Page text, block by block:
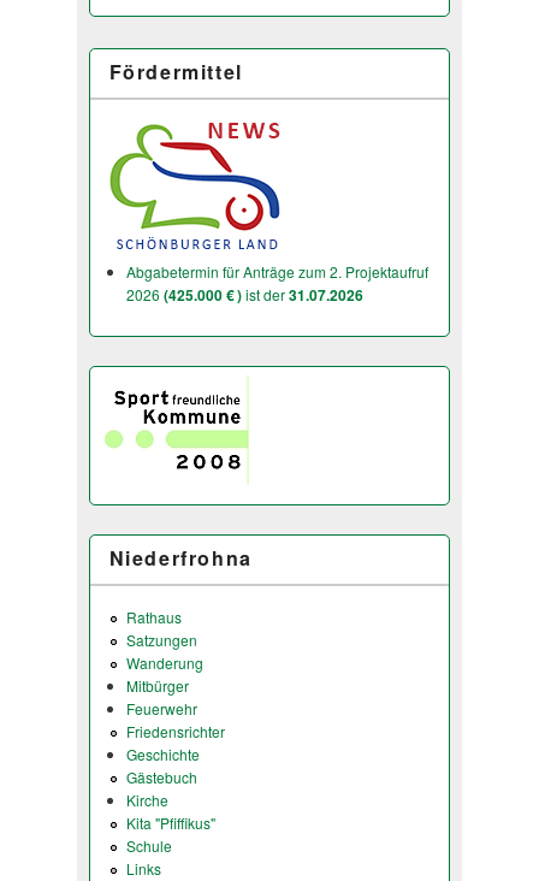
Fördermittel
Abgabetermin für Anträge zum 2. Projektaufruf
2026 (425.000 € )ist der31.07.2026
Niederfrohna
Rathaus
Satzungen
Wanderung
Mitbürger
Feuerwehr
Friedensrichter
Geschichte
Gästebuch
Kirche
Kita "Pfiffikus"
Schule
Links